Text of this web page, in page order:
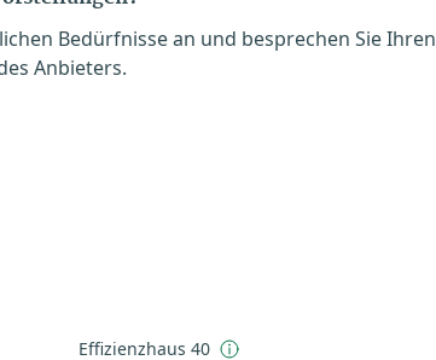
Bedürfnisse an und besprechen Sie Ihren
Anbieters.
Effizienzhaus 40